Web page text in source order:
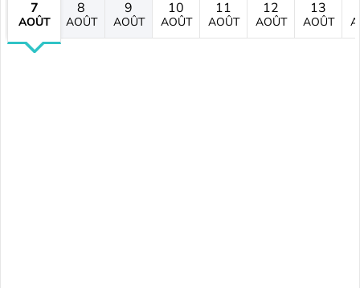
7
AOÛT
8
AOÛT
9
AOÛT
10
AOÛT
11
AOÛT
12
AOÛT
13
AOÛT